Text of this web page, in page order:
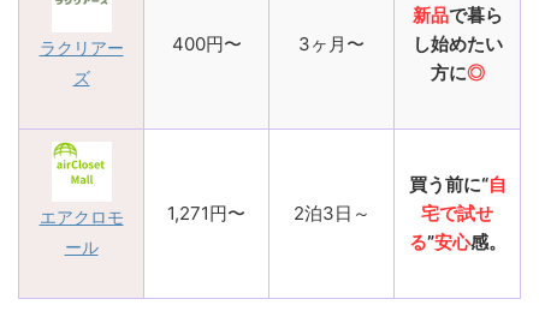
ラクリアー
ズ
400円〜 3ヶ月〜
新品で暮ら
し始めたい
方に◎
エアクロモ
ール
1,271円〜 2泊3日～
買う前に“自
宅で試せ
る”安心感。